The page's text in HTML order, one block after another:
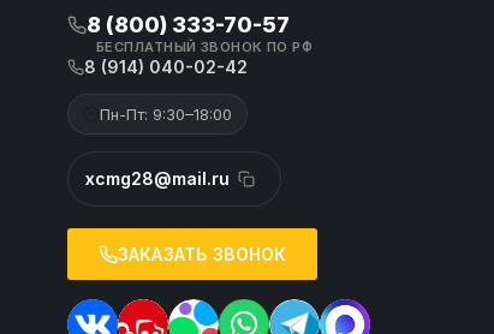
8 (800) 333-70-57
БЕСПЛАТНЫЙ ЗВОНОК ПО РФ
8 (914) 040-02-42
Пн-Пт: 9:30–18:00
xcmg28@mail.ru
ЗАКАЗАТЬ ЗВОНОК